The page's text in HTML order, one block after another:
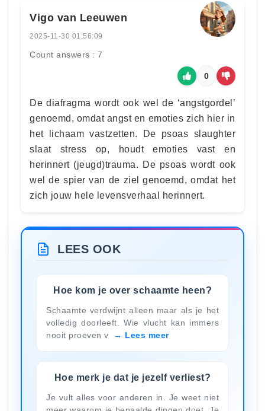
Vigo van Leeuwen
2025-11-30 01:56:09
Count answers : 7
0
De diafragma wordt ook wel de ‘angstgordel’
genoemd, omdat angst en emoties zich hier in
het lichaam vastzetten. De psoas slaughter
slaat stress op, houdt emoties vast en
herinnert (jeugd)trauma. De psoas wordt ook
wel de spier van de ziel genoemd, omdat het
zich jouw hele levensverhaal herinnert.
LEES OOK
Hoe kom je over schaamte heen?
Schaamte verdwijnt alleen maar als je het
volledig doorleeft. Wie vlucht kan immers
nooit proeven v
Lees meer
Hoe merk je dat je jezelf verliest?
Je vult alles voor anderen in. Je weet niet